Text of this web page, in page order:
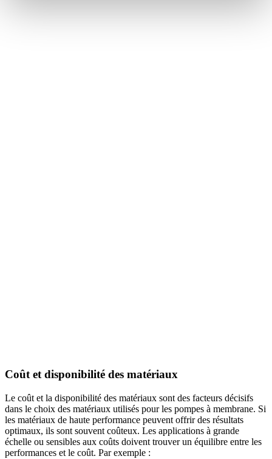
Coût et disponibilité des matériaux
Le coût et la disponibilité des matériaux sont des facteurs décisifs
dans le choix des matériaux utilisés pour les pompes à membrane. Si
les matériaux de haute performance peuvent offrir des résultats
optimaux, ils sont souvent coûteux. Les applications à grande
échelle ou sensibles aux coûts doivent trouver un équilibre entre les
performances et le coût. Par exemple :